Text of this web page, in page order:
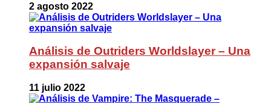
2 agosto 2022
Análisis de Outriders Worldslayer – Una
expansión salvaje
11 julio 2022